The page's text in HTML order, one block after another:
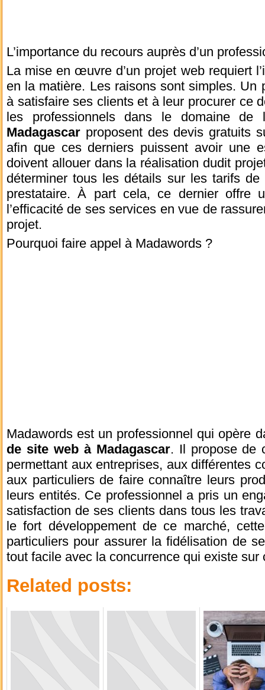
L’importance du recours auprès d’un
La mise en œuvre d’un projet web requiert
en la matière. Les raisons sont simples. Un
à satisfaire ses clients et à leur procurer ce
les professionnels dans le domaine
Madagascar proposent des devis gratuits
afin que ces derniers puissent avoir une
doivent allouer dans la réalisation dudit
déterminer tous les détails sur les tarifs
prestataire. À part cela, ce dernier offre
l’efficacité de ses services en vue de
projet.
Pourquoi faire appel à Madawords ?
Madawords est un professionnel qui opère
de site web à Madagascar. Il propose de
permettant aux entreprises, aux différentes
aux particuliers de faire connaître leurs
leurs entités. Ce professionnel a pris un
satisfaction de ses clients dans tous les
le fort développement de ce marché,
particuliers pour assurer la fidélisation de
tout facile avec la concurrence qui existe sur
Related posts: